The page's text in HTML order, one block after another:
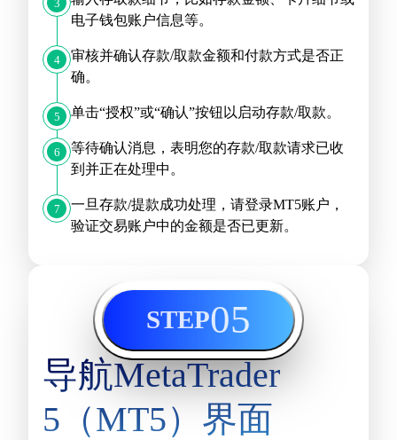
3
电子钱包账户信息等。
4
审核并确认存款/取款金额和付款方式是否正
确。
5 单击“授权”或“确认”按钮以启动存款/取款。
6
等待确认消息，表明您的存款/取款请求已收
到并正在处理中。
7
一旦存款/提款成功处理，请登录MT5账户，
验证交易账户中的金额是否已更新。
STEP05
导航MetaTrader
5（MT5）界面